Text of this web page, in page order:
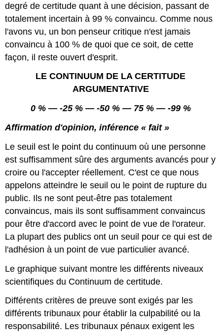
degré de certitude quant à une décision, passant de
totalement incertain à 99 % convaincu. Comme nous
l'avons vu, un bon penseur critique n'est jamais
convaincu à 100 % de quoi que ce soit, de cette
façon, il reste ouvert d'esprit.
LE CONTINUUM DE LA CERTITUDE
ARGUMENTATIVE
0 % — -25 % — -50 % — 75 % — -99 %
Affirmation d'opinion, inférence « fait »
Le seuil est le point du continuum où une personne
est suffisamment sûre des arguments avancés pour y
croire ou l'accepter réellement. C'est ce que nous
appelons atteindre le seuil ou le point de rupture du
public. Ils ne sont peut-être pas totalement
convaincus, mais ils sont suffisamment convaincus
pour être d'accord avec le point de vue de l'orateur.
La plupart des publics ont un seuil pour ce qui est de
l'adhésion à un point de vue particulier avancé.
Le graphique suivant montre les différents niveaux
scientifiques du Continuum de certitude.
Différents critères de preuve sont exigés par les
différents tribunaux pour établir la culpabilité ou la
responsabilité. Les tribunaux pénaux exigent les